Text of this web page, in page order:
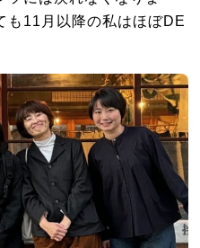
も11月以降の私はほぼDE